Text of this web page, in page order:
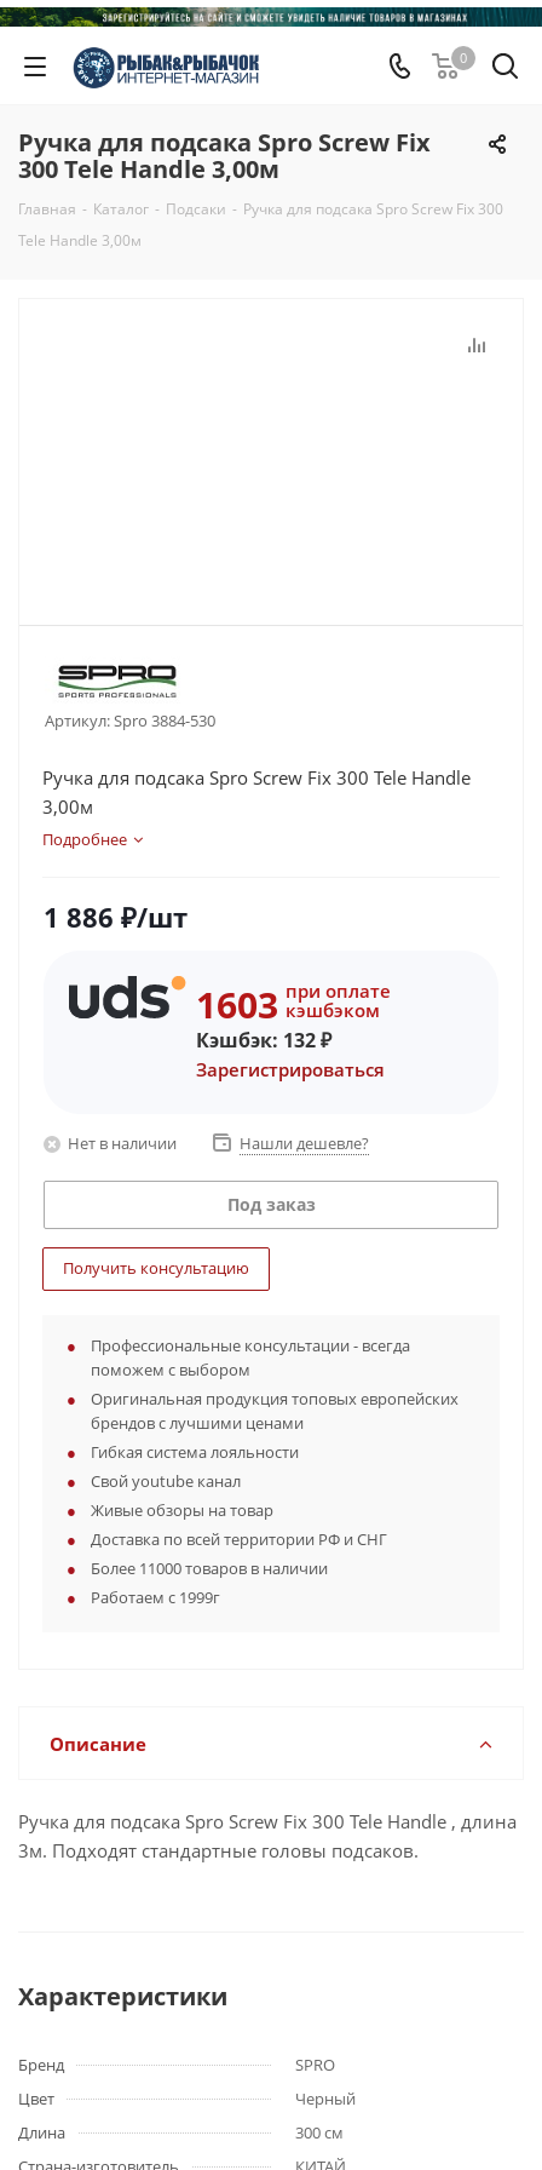
0
Ручка для подсака Spro Screw Fix
300 Tele Handle 3,00м
Главная - Каталог - Подсаки - Ручка для подсака Spro Screw Fix 300
Tele Handle 3,00м
Артикул:Spro 3884-530
Ручка для подсака Spro Screw Fix 300 Tele Handle
3,00м
Подробнее
1 886 ₽/шт
1603 при оплате
кэшбэком
Кэшбэк: 132₽
Зарегистрироваться
Нет в наличии Нашли дешевле?
Под заказ
Получить консультацию
Профессиональные консультации - всегда
поможем с выбором
Оригинальная продукция топовых европейских
брендов с лучшими ценами
Гибкая система лояльности
Свой youtube канал
Живые обзоры на товар
Доставка по всей территории РФ и СНГ
Более 11000 товаров в наличии
Работаем с 1999г
Описание
Ручка для подсака Spro Screw Fix 300 Tele Handle , длина
3м. Подходят стандартные головы подсаков.
Характеристики
Бренд
SPRO
Цвет
Черный
Длина
300 см